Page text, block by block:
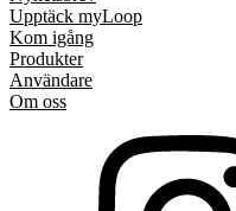
Upptäck myLoop
Kom igång
Produkter
Användare
Om oss